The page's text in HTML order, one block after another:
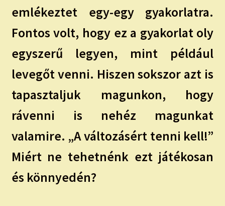
emlékeztet egy-egy gyakorlatra.
Fontos volt, hogy ez a gyakorlat oly
egyszerű legyen, mint például
levegőt venni. Hiszen sokszor azt is
tapasztaljuk magunkon, hogy
rávenni is nehéz magunkat
valamire. „A változásért tenni kell!”
Miért ne tehetnénk ezt játékosan
és könnyedén?